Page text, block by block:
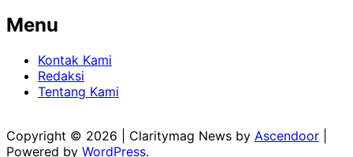
Menu
Kontak Kami
Redaksi
Tentang Kami
Copyright © 2026 | Claritymag News by Ascendoor
Powered by WordPress.